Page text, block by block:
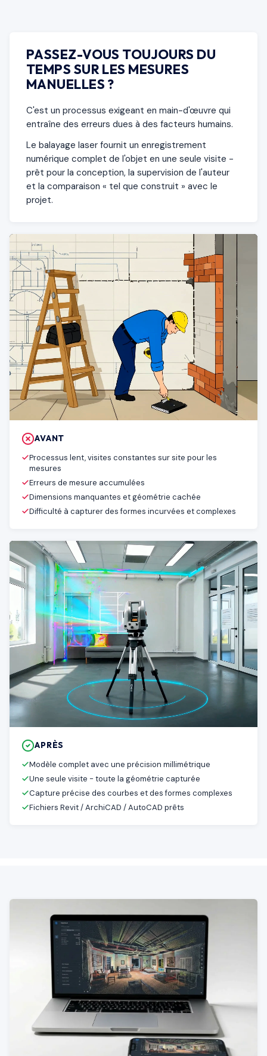
PASSEZ-VOUS TOUJOURS DU
TEMPS SUR LES MESURES
MANUELLES ?
C'est un processus exigeant en main-d'œuvre qui
entraîne des erreurs dues à des facteurs humains.
Le balayage laser fournit un enregistrement
numérique complet de l'objet en une seule visite -
prêt pour la conception, la supervision de l'auteur
et la comparaison « tel que construit » avec le
projet.
AVANT
Processus lent, visites constantes sur site pour les
mesures
Erreurs de mesure accumulées
Dimensions manquantes et géométrie cachée
Difficulté à capturer des formes incurvées et complexes
APRÈS
Modèle complet avec une précision millimétrique
Une seule visite - toute la géométrie capturée
Capture précise des courbes et des formes complexes
Fichiers Revit / ArchiCAD / AutoCAD prêts